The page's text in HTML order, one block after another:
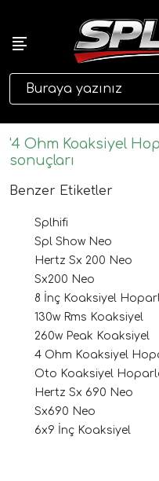
'4 Ohm Koaksiyel
sonuçları
Benzer Etiketler
Splhifi
Spl Show Neo
Hertz Sx 200 Neo
Sx200 Neo
8 İnç Koaksiyel
130w Rms Koaksiyel
260w Peak Koaksiyel
4 Ohm Koaksiyel
Oto Koaksiyel
Hertz Sx 690 Neo
Sx690 Neo
6x9 İnç Koaksiyel